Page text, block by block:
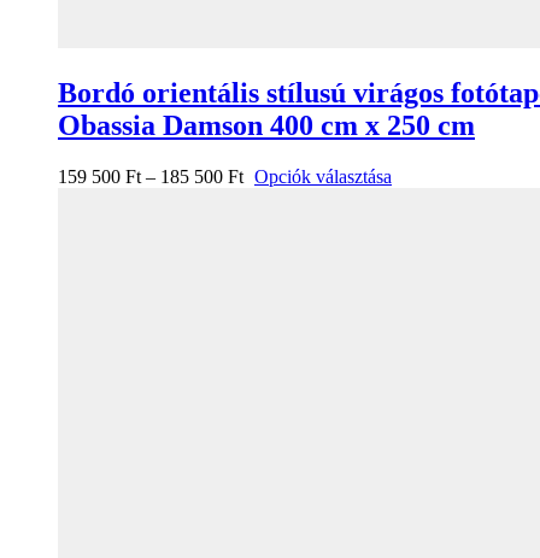
Bordó orientális stílusú virágos
Obassia Damson 400 cm x 250 cm
159 500 Ft – 185 500 Ft Opciók választása